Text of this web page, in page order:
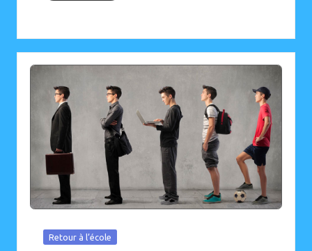
Posted
Retour à l’école